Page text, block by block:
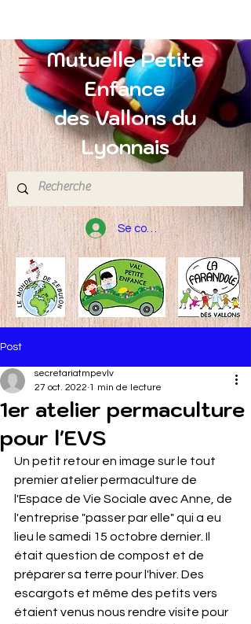
Mutuelle Petite
Enfance
des Vallons du
Lyonnais
Se connecter
Post
1er atelier permaculture
pour l'EVS
secretariatmpevlv
27 oct. 2022 1 min de lecture
Un petit retour en image sur le tout
premier atelier permaculture de
l'Espace de Vie Sociale avec Anne, de
l'entreprise "passer par elle" qui a eu
lieu le samedi 15 octobre dernier. Il
était question de compost et de
préparer sa terre pour l'hiver. Des
escargots et même des petits vers
étaient venus nous rendre visite pour